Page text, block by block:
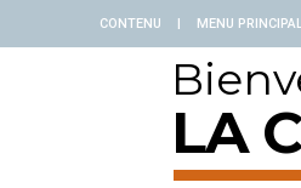
CONTENU | MENU
LA